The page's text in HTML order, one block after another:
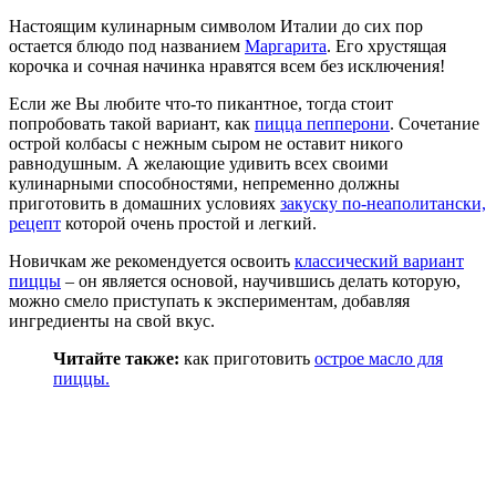
Настоящим кулинарным символом Италии до сих пор
остается блюдо под названием Маргарита. Его хрустящая
корочка и сочная начинка нравятся всем без исключения!
Если же Вы любите что-то пикантное, тогда стоит
попробовать такой вариант, как пицца пепперони. Сочетание
острой колбасы с нежным сыром не оставит никого
равнодушным. А желающие удивить всех своими
кулинарными способностями, непременно должны
приготовить в домашних условиях закуску по-неаполитански,
рецепт которой очень простой и легкий.
Новичкам же рекомендуется освоить классический вариант
пиццы – он является основой, научившись делать которую,
можно смело приступать к экспериментам, добавляя
ингредиенты на свой вкус.
Читайте также: как приготовить острое масло для
пиццы.